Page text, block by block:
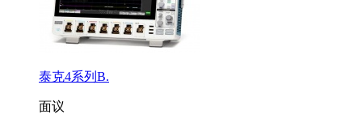
泰克4系列B.
面议